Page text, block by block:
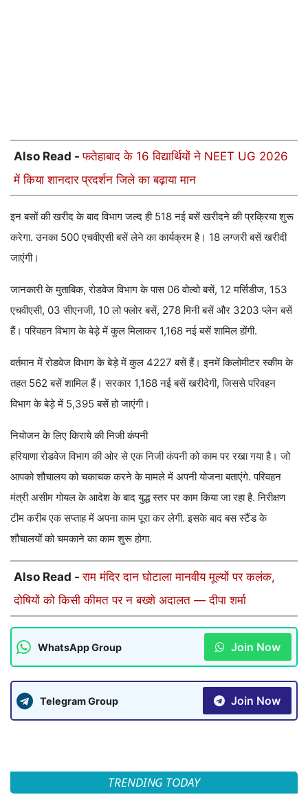
Also Read -फतेहाबाद के 16 विद्यार्थियों ने NEET UG 2026
में किया शानदार प्रदर्शन जिले का बढ़ाया मान
इन बसों की खरीद के बाद विभाग जल्द ही 518 नई बसें खरीदने की प्रक्रिया शुरू
करेगा. उनका 500 एचवीएसी बसें लेने का कार्यक्रम है। 18 लग्जरी बसें खरीदी
जाएंगी।
जानकारी के मुताबिक, रोडवेज विभाग के पास 06 वोल्वो बसें, 12 मर्सिडीज, 153
एचवीएसी, 03 सीएनजी, 10 लो फ्लोर बसें, 278 मिनी बसें और 3203 प्लेन बसें
हैं। परिवहन विभाग के बेड़े में कुल मिलाकर 1,168 नई बसें शामिल होंगी.
वर्तमान में रोडवेज विभाग के बेड़े में कुल 4227 बसें हैं। इनमें किलोमीटर स्कीम के
तहत 562 बसें शामिल हैं। सरकार 1,168 नई बसें खरीदेगी, जिससे परिवहन
विभाग के बेड़े में 5,395 बसें हो जाएंगी।
नियोजन के लिए किराये की निजी कंपनी
हरियाणा रोडवेज विभाग की ओर से एक निजी कंपनी को काम पर रखा गया है। जो
आपको शौचालय को चकाचक करने के मामले में अपनी योजना बताएंगे. परिवहन
मंत्री असीम गोयल के आदेश के बाद युद्ध स्तर पर काम किया जा रहा है. निरीक्षण
टीम करीब एक सप्ताह में अपना काम पूरा कर लेगी. इसके बाद बस स्टैंड के
शौचालयों को चमकाने का काम शुरू होगा.
Also Read -राम मंदिर दान घोटाला मानवीय मूल्यों पर कलंक,
दोषियों को किसी कीमत पर न बख्शे अदालत — दीपा शर्मा
WhatsApp Group Join Now
Telegram Group Join Now
TRENDING TODAY